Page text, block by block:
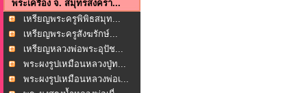
พระเครื่อง จ. สมุทรสงครา...
เหรียญพระครูพิพิธสมุท...
เหรียญพระครูสังฆรักษ์...
เหรียญหลวงพ่อพระอุปัช...
พระผงรูปเหมือนหลวงปู่ท...
พระผงรูปเหมือนหลวงพ่อเ...